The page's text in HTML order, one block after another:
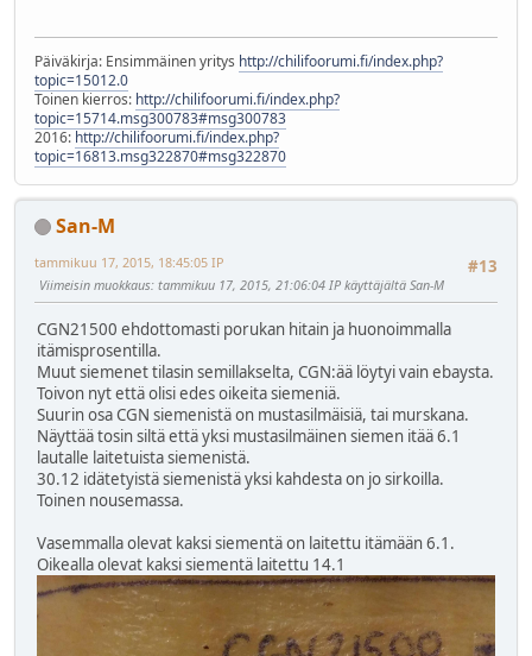
Päiväkirja: Ensimmäinen yritys http://chilifoorumi.fi/index.php?
topic=15012.0
Toinen kierros: http://chilifoorumi.fi/index.php?
topic=15714.msg300783#msg300783
2016: http://chilifoorumi.fi/index.php?
topic=16813.msg322870#msg322870
San-M
#13
tammikuu 17, 2015, 18:45:05 IP
Viimeisin muokkaus: tammikuu 17, 2015, 21:06:04 IP käyttäjältä San-M
CGN21500 ehdottomasti porukan hitain ja huonoimmalla
itämisprosentilla.
Muut siemenet tilasin semillakselta, CGN:ää löytyi vain ebaysta.
Toivon nyt että olisi edes oikeita siemeniä.
Suurin osa CGN siemenistä on mustasilmäisiä, tai murskana.
Näyttää tosin siltä että yksi mustasilmäinen siemen itää 6.1
lautalle laitetuista siemenistä.
30.12 idätetyistä siemenistä yksi kahdesta on jo sirkoilla.
Toinen nousemassa.
Vasemmalla olevat kaksi siementä on laitettu itämään 6.1.
Oikealla olevat kaksi siementä laitettu 14.1